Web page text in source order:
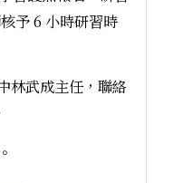
予 6 小時研習時
林武成主任，聯絡